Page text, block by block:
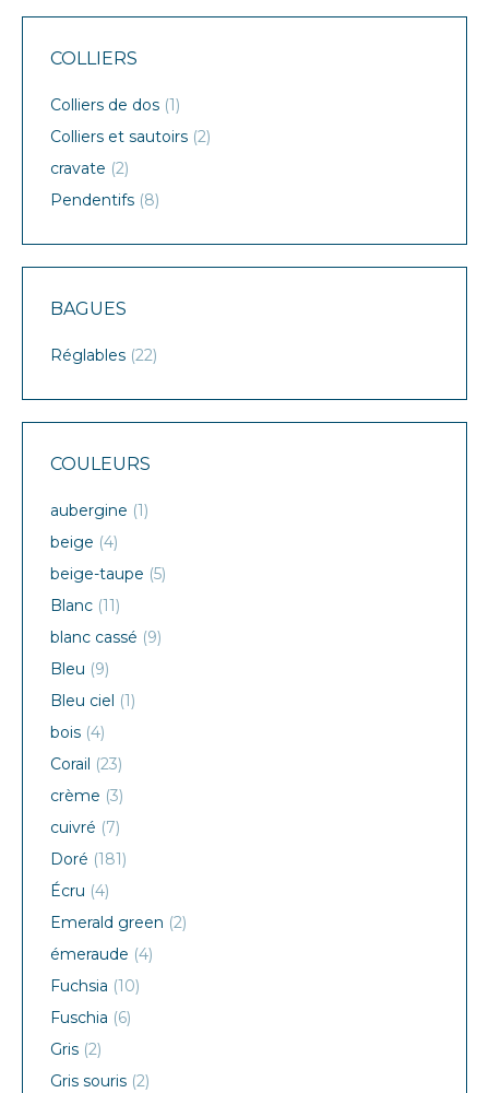
COLLIERS
Colliers de dos (1)
Colliers et sautoirs (2)
cravate (2)
Pendentifs (8)
BAGUES
Réglables (22)
COULEURS
aubergine (1)
beige (4)
beige-taupe (5)
Blanc (11)
blanc cassé (9)
Bleu (9)
Bleu ciel (1)
bois (4)
Corail (23)
crème (3)
cuivré (7)
Doré (181)
Écru (4)
Emerald green (2)
émeraude (4)
Fuchsia (10)
Fuschia (6)
Gris (2)
Gris souris (2)